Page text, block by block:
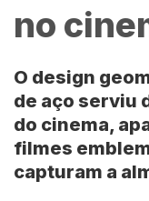
no
O design
de aço serviu
do cinema,
filmes
capturam a